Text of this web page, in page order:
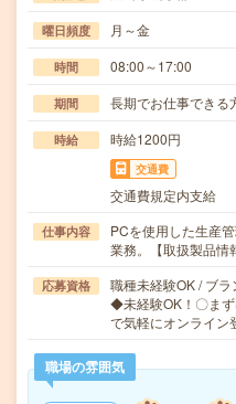
曜日頻度 月～金
時間 08:00～17:00
期間 長期でお仕事できる
時給 時給1200円
交通費
交通費規定内支給
仕事内容
PCを使用した生産
業務。【取扱製品
応募資格
職種未経験OK / ブ
◆未経験OK！〇ま
で気軽にオンライ
職場の雰囲気